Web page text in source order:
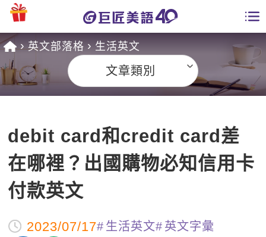
課程總覽
英文課程總表
英文會話
商用英文
英文檢定
全國分校
免費資源
師資團隊
學員專區
英文部落格 生活英文
文章類別
debit card和credit card差
在哪裡？出國購物必知信用卡
付款英文
2023/07/17 生活英文 英文字彙